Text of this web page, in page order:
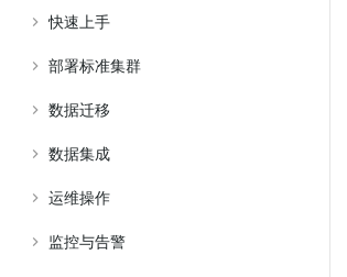
快速上手
部署标准集群
数据迁移
数据集成
运维操作
监控与告警